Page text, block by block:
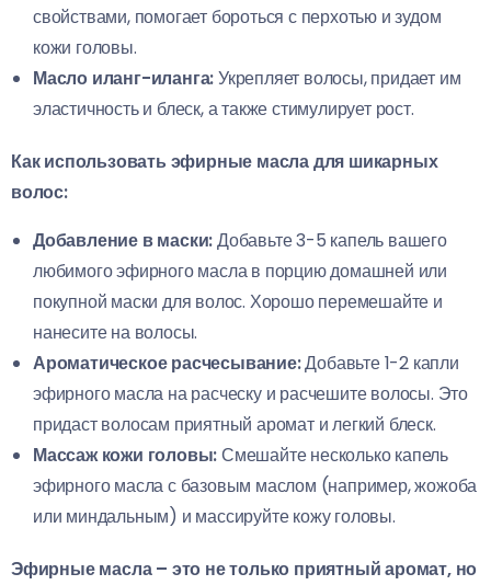
свойствами, помогает бороться с перхотью и зудом
кожи головы.
Масло иланг-иланга:Укрепляет волосы, придает им
эластичность и блеск, а также стимулирует рост.
Как использовать эфирные масла для шикарных
волос:
Добавление в маски:Добавьте 3-5 капель вашего
любимого эфирного масла в порцию домашней или
покупной маски для волос. Хорошо перемешайте и
нанесите на волосы.
Ароматическое расчесывание:Добавьте 1-2 капли
эфирного масла на расческу и расчешите волосы. Это
придаст волосам приятный аромат и легкий блеск.
Массаж кожи головы:Смешайте несколько капель
эфирного масла с базовым маслом (например, жожоба
или миндальным) и массируйте кожу головы.
Эфирные масла – это не только приятный аромат, но